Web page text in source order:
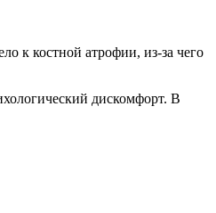
к костной атрофии, из-за чего
дискомфорт. В